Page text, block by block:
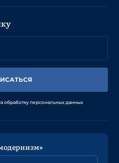
обработку персональных данных